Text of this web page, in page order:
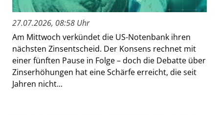
27.07.2026, 08:58 Uhr
Am Mittwoch verkündet die US-Notenbank ihren
nächsten Zinsentscheid. Der Konsens rechnet mit
einer fünften Pause in Folge – doch die Debatte über
Zinserhöhungen hat eine Schärfe erreicht, die seit
Jahren nicht...